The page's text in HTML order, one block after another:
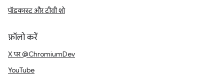
पॉडकास्ट और टीवी शो
फ़ॉलो करें
X पर @ChromiumDev
YouTube